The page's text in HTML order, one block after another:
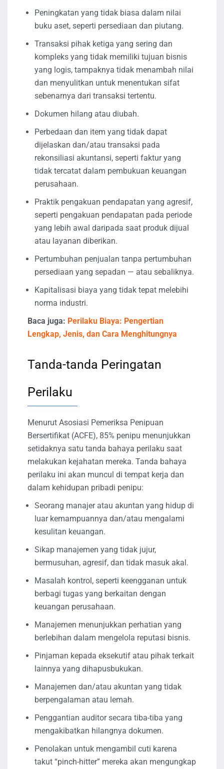
Peningkatan yang tidak biasa dalam nilai
buku aset, seperti persediaan dan piutang.
Transaksi pihak ketiga yang sering dan
kompleks yang tidak memiliki tujuan bisnis
yang logis, tampaknya tidak menambah nilai
dan menyulitkan untuk menentukan sifat
sebenarnya dari transaksi tertentu.
Dokumen hilang atau diubah.
Perbedaan dan item yang tidak dapat
dijelaskan dan/atau transaksi pada
rekonsiliasi akuntansi, seperti faktur yang
tidak tercatat dalam pembukuan keuangan
perusahaan.
Praktik pengakuan pendapatan yang agresif,
seperti pengakuan pendapatan pada periode
yang lebih awal daripada saat produk dijual
atau layanan diberikan.
Pertumbuhan penjualan tanpa pertumbuhan
persediaan yang sepadan — atau sebaliknya.
Kapitalisasi biaya yang tidak tepat melebihi
norma industri.
Baca juga: Perilaku Biaya: Pengertian
Lengkap, Jenis, dan Cara Menghitungnya
Tanda-tanda Peringatan
Perilaku
Menurut Asosiasi Pemeriksa Penipuan
Bersertifikat (ACFE), 85% penipu menunjukkan
setidaknya satu tanda bahaya perilaku saat
melakukan kejahatan mereka. Tanda bahaya
perilaku ini akan muncul di tempat kerja dan
dalam kehidupan pribadi penipu:
Seorang manajer atau akuntan yang hidup di
luar kemampuannya dan/atau mengalami
kesulitan keuangan.
Sikap manajemen yang tidak jujur,
bermusuhan, agresif, dan tidak masuk akal.
Masalah kontrol, seperti keengganan untuk
berbagi tugas yang berkaitan dengan
keuangan perusahaan.
Manajemen menunjukkan perhatian yang
berlebihan dalam mengelola reputasi bisnis.
Pinjaman kepada eksekutif atau pihak terkait
lainnya yang dihapusbukukan.
Manajemen dan/atau akuntan yang tidak
berpengalaman atau lemah.
Penggantian auditor secara tiba-tiba yang
mengakibatkan hilangnya dokumen.
Penolakan untuk mengambil cuti karena
takut “pinch-hitter” mereka akan mengungkap